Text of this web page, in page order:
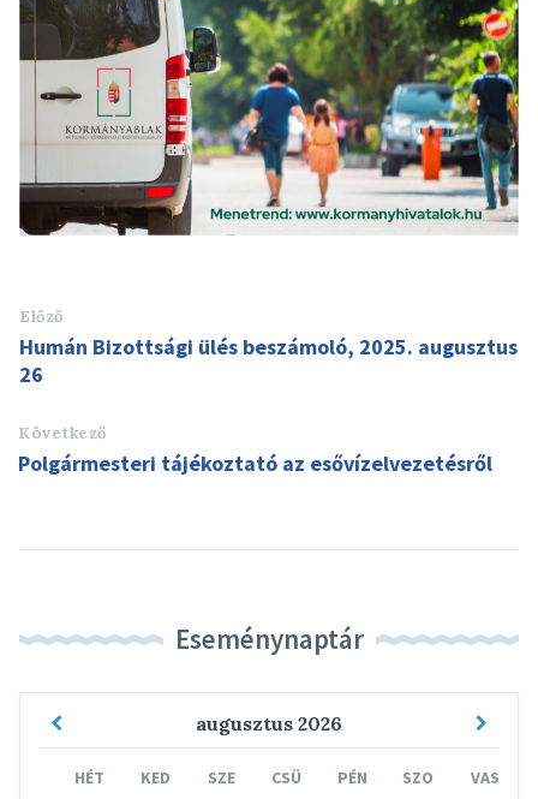
Előző
Humán Bizottsági ülés beszámoló, 2025. augusztus
26
Következő
Polgármesteri tájékoztató az esővízelvezetésről
Eseménynaptár
augusztus 2026
Previous
HÉT KED SZE CSÜ PÉN SZO VAS